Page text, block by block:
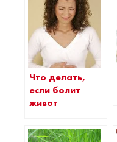
Что делать,
если болит
живот